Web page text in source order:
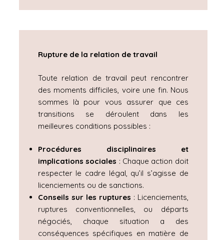
Rupture de la relation de travail
Toute relation de travail peut rencontrer
des moments difficiles, voire une fin. Nous
sommes là pour vous assurer que ces
transitions se déroulent dans les
meilleures conditions possibles :
Procédures disciplinaires et
implications sociales : Chaque action doit
respecter le cadre légal, qu’il s’agisse de
licenciements ou de sanctions.
Conseils sur les ruptures : Licenciements,
ruptures conventionnelles, ou départs
négociés, chaque situation a des
conséquences spécifiques en matière de